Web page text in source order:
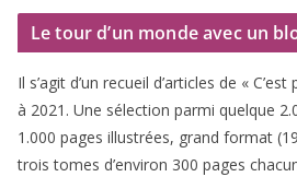
Le tour d’un monde avec un
Il s’agit d’un recueil d’ar­ticles de «
à 2021 . Une sélec­tion par­mi quelque 2.
1 .000 pages illus­trées, grand for­mat (19
trois tomes d’environ 300 pages